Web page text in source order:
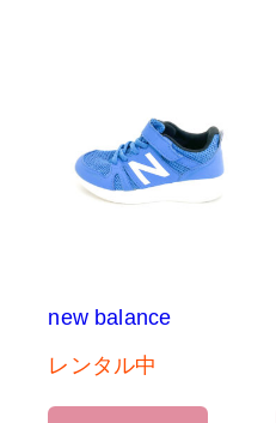
new balance
レンタル中